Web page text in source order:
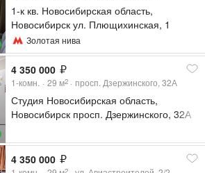
1-к кв. Новосибирская область,
Новосибирск ул. Плющихинская, 1
(48.94 м²)
Золотая нива
4 350 000
1-комн. 29 м2 просп. Дзержинского, 32А
Студия Новосибирская область,
Новосибирск просп. Дзержинского, 32А
4 350 000